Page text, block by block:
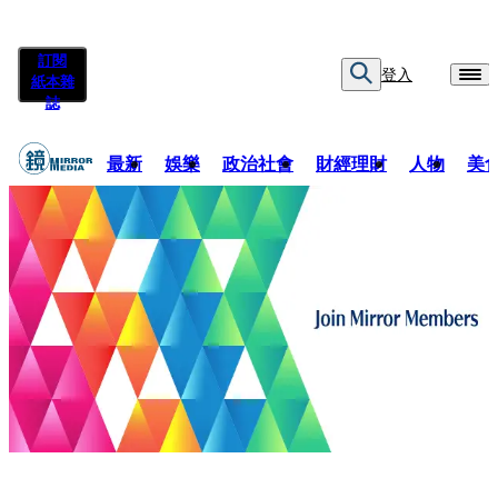
訂閱
紙本雜
誌
登入
最新 娛樂 政治社會 財經理財 人物 美